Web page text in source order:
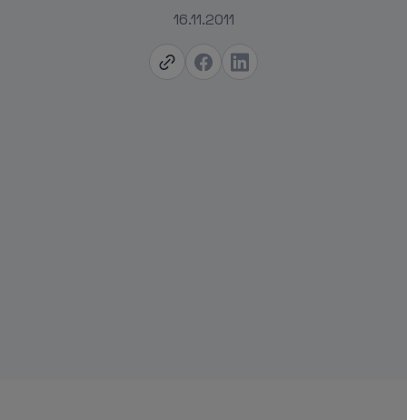
16.11.2011